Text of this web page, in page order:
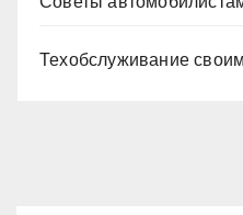
Техобслуживание